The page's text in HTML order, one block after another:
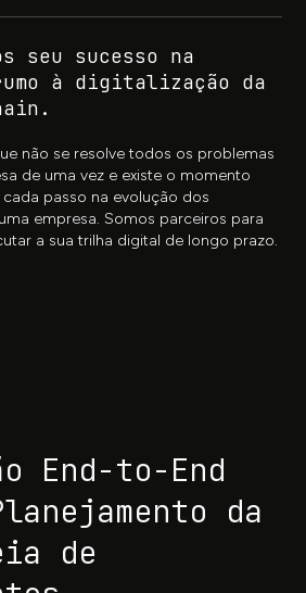
seu sucesso na
à digitalização da
não se resolve todos os problemas
de uma vez e existe o momento
passo na evolução dos
empresa. Somos parceiros para
a sua trilha digital de longo prazo.
End-to-End
da
de